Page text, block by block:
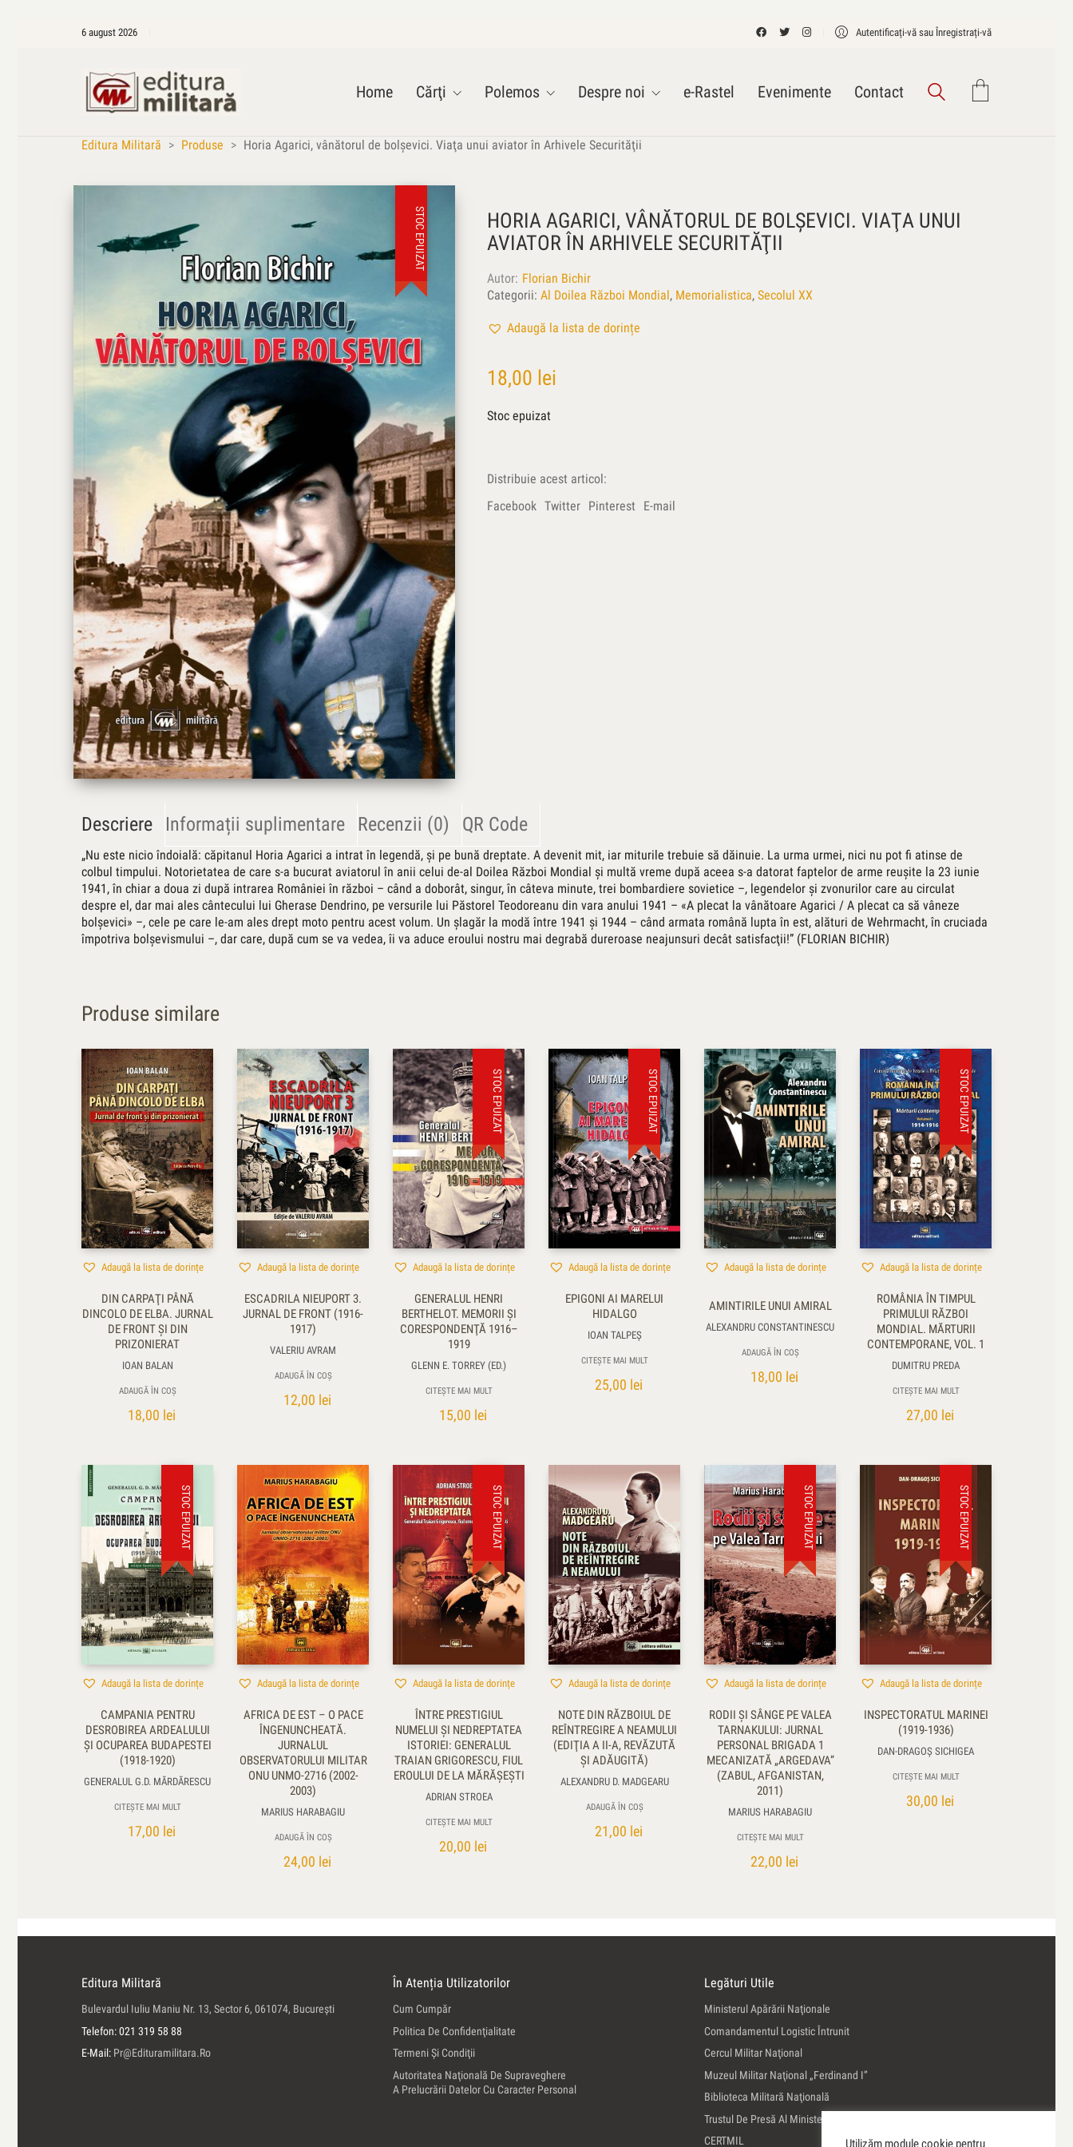
6 august 2026 Autentificați-vă sau Înregistrați-vă
Home Cărţi Polemos Despre noi e-Rastel Evenimente Contact
Editura Militară > Produse > Horia Agarici, vânătorul de bolşevici. Viaţa unui aviator în Arhivele Securităţii
STOC EPUIZAT
HORIA AGARICI, VÂNĂTORUL DE BOLŞEVICI. VIAŢA UNUI
AVIATOR ÎN ARHIVELE SECURITĂŢII
Autor Florian Bichir
Categorii: Al Doilea Război Mondial, Memorialistica, Secolul XX
Adaugă la lista de dorințe
18,00 lei
Stoc epuizat
Distribuie acest articol:
Facebook Twitter Pinterest E-mail
Descriere Informații suplimentare Recenzii (0) QR Code
„Nu este nicio îndoială: căpitanul Horia Agarici a intrat în legendă, şi pe bună dreptate. A devenit mit, iar miturile trebuie să dăinuie. La urma urmei, nici nu pot fi atinse de
colbul timpului. Notorietatea de care s-a bucurat aviatorul în anii celui de-al Doilea Război Mondial şi multă vreme după aceea s-a datorat faptelor de arme reuşite la 23 iunie
1941, în chiar a doua zi după intrarea României în război – când a doborât, singur, în câteva minute, trei bombardiere sovietice –, legendelor şi zvonurilor care au circulat
despre el, dar mai ales cântecului lui Gherase Dendrino, pe versurile lui Păstorel Teodoreanu din vara anului 1941 – «A plecat la vânătoare Agarici / A plecat ca să vâneze
bolşevici» –, cele pe care le-am ales drept moto pentru acest volum. Un şlagăr la modă între 1941 şi 1944 – când armata română lupta în est, alături de Wehrmacht, în cruciada
împotriva bolşevismului –, dar care, după cum se va vedea, îi va aduce eroului nostru mai degrabă dureroase neajunsuri decât satisfacţii!” (FLORIAN BICHIR)
Produse similare
Adaugă la lista de dorințe
DIN CARPAŢI PÂNĂ
DINCOLO DE ELBA. JURNAL
DE FRONT ŞI DIN
PRIZONIERAT
IOAN BALAN
ADAUGĂ ÎN COȘ
18,00 lei
Adaugă la lista de dorințe
ESCADRILA NIEUPORT 3.
JURNAL DE FRONT (1916-
1917)
VALERIU AVRAM
ADAUGĂ ÎN COȘ
12,00 lei
STOC EPUIZAT
Adaugă la lista de dorințe
GENERALUL HENRI
BERTHELOT. MEMORII ŞI
CORESPONDENŢĂ 1916–
1919
GLENN E. TORREY (ED.)
CITEȘTE MAI MULT
15,00 lei
STOC EPUIZAT
Adaugă la lista de dorințe
EPIGONI AI MARELUI
HIDALGO
IOAN TALPEŞ
CITEȘTE MAI MULT
25,00 lei
Adaugă la lista de dorințe
AMINTIRILE UNUI AMIRAL
ALEXANDRU CONSTANTINESCU
ADAUGĂ ÎN COȘ
18,00 lei
STOC EPUIZAT
Adaugă la lista de dorințe
ROMÂNIA ÎN TIMPUL
PRIMULUI RĂZBOI
MONDIAL. MĂRTURII
CONTEMPORANE, VOL. 1
DUMITRU PREDA
CITEȘTE MAI MULT
27,00 lei
STOC EPUIZAT
Adaugă la lista de dorințe
CAMPANIA PENTRU
DESROBIREA ARDEALULUI
ŞI OCUPAREA BUDAPESTEI
(1918-1920)
GENERALUL G.D. MĂRDĂRESCU
CITEȘTE MAI MULT
17,00 lei
Adaugă la lista de dorințe
AFRICA DE EST – O PACE
ÎNGENUNCHEATĂ.
JURNALUL
OBSERVATORULUI MILITAR
ONU UNMO-2716 (2002-
2003)
MARIUS HARABAGIU
ADAUGĂ ÎN COȘ
24,00 lei
STOC EPUIZAT
Adaugă la lista de dorințe
ÎNTRE PRESTIGIUL
NUMELUI ŞI NEDREPTATEA
ISTORIEI: GENERALUL
TRAIAN GRIGORESCU, FIUL
EROULUI DE LA MĂRĂŞEŞTI
ADRIAN STROEA
CITEȘTE MAI MULT
20,00 lei
Adaugă la lista de dorințe
NOTE DIN RĂZBOIUL DE
REÎNTREGIRE A NEAMULUI
(EDIŢIA A II-A, REVĂZUTĂ
ŞI ADĂUGITĂ)
ALEXANDRU D. MADGEARU
ADAUGĂ ÎN COȘ
21,00 lei
STOC EPUIZAT
Adaugă la lista de dorințe
RODII ŞI SÂNGE PE VALEA
TARNAKULUI: JURNAL
PERSONAL BRIGADA 1
MECANIZATĂ „ARGEDAVA”
(ZABUL, AFGANISTAN,
2011)
MARIUS HARABAGIU
CITEȘTE MAI MULT
22,00 lei
STOC EPUIZAT
Adaugă la lista de dorințe
INSPECTORATUL MARINEI
(1919-1936)
DAN-DRAGOȘ SICHIGEA
CITEȘTE MAI MULT
30,00 lei
Editura Militară
Bulevardul Iuliu Maniu Nr. 13, Sector 6, 061074, Bucureşti
Telefon: 021 319 58 88
E-Mail: Pr@edituramilitara.ro
În Atenția Utilizatorilor
Cum Cumpăr
Politica De Confidenţialitate
Termeni Şi Condiţii
Autoritatea Naţională De Supraveghere
A Prelucrării Datelor Cu Caracter Personal
Legături Utile
Ministerul Apărării Naţionale
Comandamentul Logistic Întrunit
Cercul Militar Naţional
Muzeul Militar Naţional „Ferdinand I”
Biblioteca Militară Naţională
Trustul De Presă Al Ministerului Apărării Naţionale
CERTMIL
Utilizăm module cookie pentru